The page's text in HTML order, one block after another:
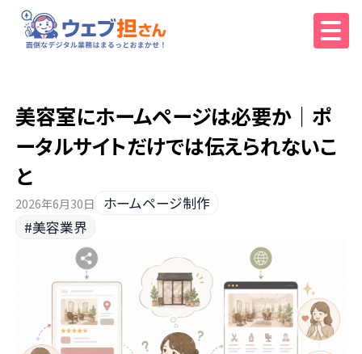
美容室にホームページは必要か｜ポ
ータルサイトだけでは伝えられないこ
と
2026年6月30日
ホームページ制作
#美容業界